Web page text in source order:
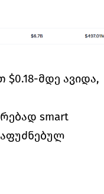
$0.18-მდე ავიდა,
smart